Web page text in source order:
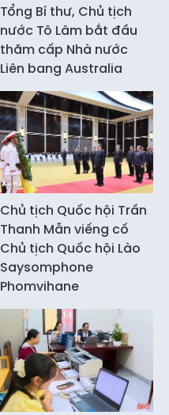
Tổng Bí thư, Chủ tịch
nước Tô Lâm bắt đầu
thăm cấp Nhà nước
Liên bang Australia
Chủ tịch Quốc hội Trần
Thanh Mẫn viếng cố
Chủ tịch Quốc hội Lào
Saysomphone
Phomvihane